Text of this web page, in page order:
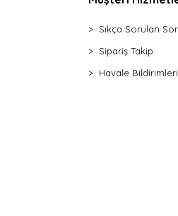
Sıkça Sorulan
Sipariş Takip
Havale Bildirimleri